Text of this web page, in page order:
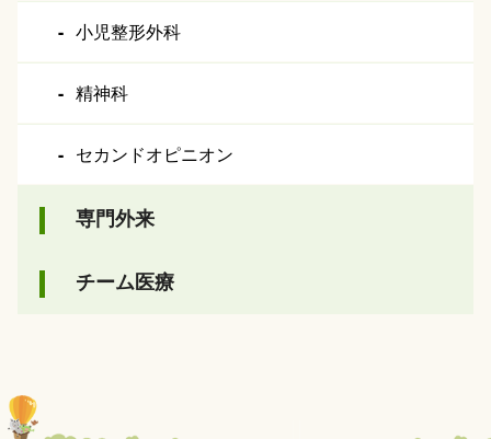
小児整形外科
精神科
セカンドオピニオン
専門外来
チーム医療